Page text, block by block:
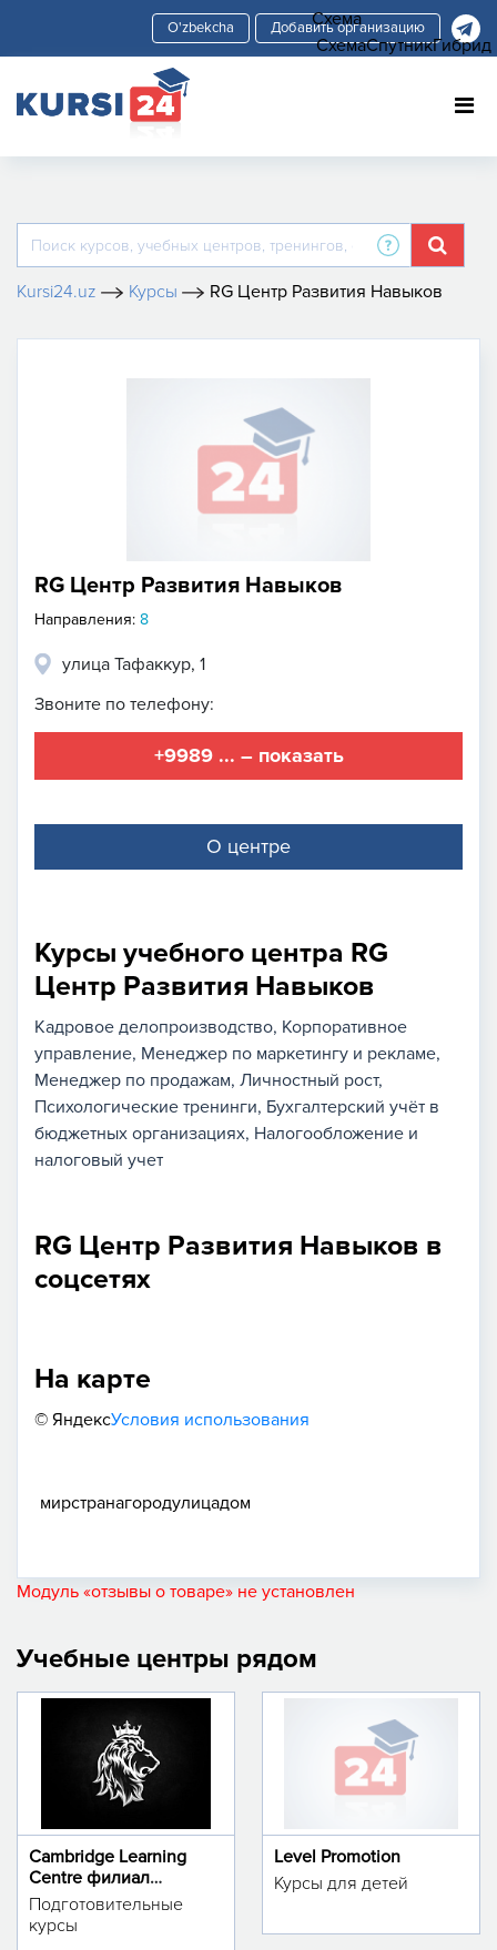
Добавить организацию
Kursi24.uz Курсы RG Центр Развития Навыков
RG Центр Развития Навыков
Направления: 8
улица Тафаккур, 1
Звоните по телефону:
+9989 ... – показать
О центре
Курсы учебного центра RG
Центр Развития Навыков
Кадровое делопроизводство Корпоративное
управление Менеджер по маркетингу и рекламе
Менеджер по продажам Личностный рост
Психологические тренинги Бухгалтерский учёт в
бюджетных организациях Налогообложение и
налоговый учет
RG Центр Развития Навыков в
соцсетях
На карте
© ЯндексУсловия использования
Схема
СхемаСпутникГибрид
мирстранагородулицадом
Модуль «отзывы о товаре» не установлен
Учебные центры рядом
Cambridge Learning
Centre филиал
м.Тинчлик
Подготовительные
курсы
Level Promotion
Курсы для детей